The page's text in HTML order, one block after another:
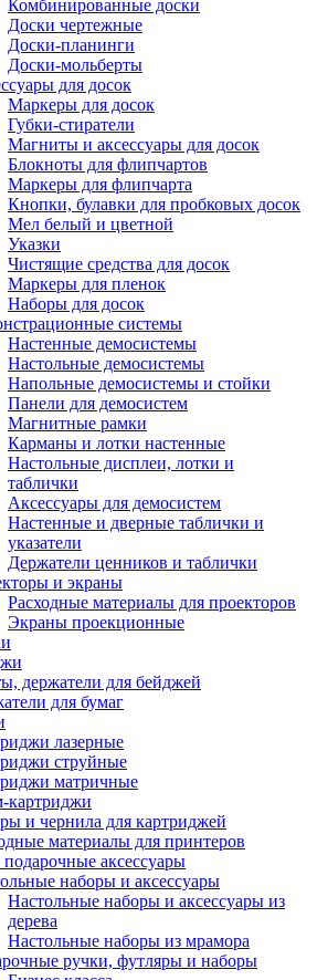
Комбинированные доски
Доски чертежные
Доски-планинги
Доски-мольберты
для досок
Маркеры для досок
Губки-стиратели
Магниты и аксессуары для досок
Блокноты для флипчартов
Маркеры для флипчарта
Кнопки, булавки для пробковых досок
Мел белый и цветной
Указки
Чистящие средства для досок
Маркеры для пленок
Наборы для досок
системы
Настенные демосистемы
Настольные демосистемы
Напольные демосистемы и стойки
Панели для демосистем
Магнитные рамки
Карманы и лотки настенные
Настольные дисплеи, лотки и
таблички
Аксессуары для демосистем
Настенные и дверные таблички и
указатели
Держатели ценников и таблички
и экраны
Расходные материалы для проекторов
Экраны проекционные
держатели для бейджей
для бумаг
лазерные
струйные
матричные
картриджи
и чернила для картриджей
материалы для принтеров
аксессуары
наборы и аксессуары
Настольные наборы и аксессуары из
дерева
Настольные наборы из мрамора
ручки, футляры и наборы